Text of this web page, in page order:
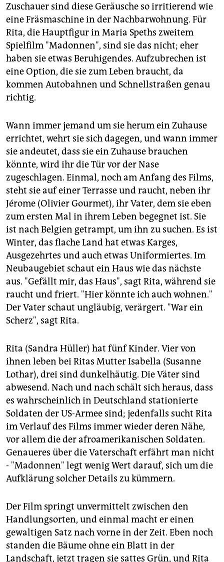
Zuschauer sind diese Geräusche so irritierend wie
eine Fräsmaschine in der Nachbarwohnung. Für
Rita, die Hauptfigur in Maria Speths zweitem
Spielfilm "Madonnen", sind sie das nicht; eher
haben sie etwas Beruhigendes. Aufzubrechen ist
eine Option, die sie zum Leben braucht, da
kommen Autobahnen und Schnellstraßen genau
richtig.
Wann immer jemand um sie herum ein Zuhause
errichtet, wehrt sie sich dagegen, und wann immer
sie andeutet, dass sie ein Zuhause brauchen
könnte, wird ihr die Tür vor der Nase
zugeschlagen. Einmal, noch am Anfang des Films,
steht sie auf einer Terrasse und raucht, neben ihr
Jérome (Olivier Gourmet), ihr Vater, dem sie eben
zum ersten Mal in ihrem Leben begegnet ist. Sie
ist nach Belgien getrampt, um ihn zu suchen. Es ist
Winter, das flache Land hat etwas Karges,
Ausgezehrtes und auch etwas Uniformiertes. Im
Neubaugebiet schaut ein Haus wie das nächste
aus. "Gefällt mir, das Haus", sagt Rita, während sie
raucht und friert. "Hier könnte ich auch wohnen."
Der Vater schaut ungläubig, verärgert. "War ein
Scherz", sagt Rita.
Rita (Sandra Hüller) hat fünf Kinder. Vier von
ihnen leben bei Ritas Mutter Isabella (Susanne
Lothar), drei sind dunkelhäutig. Die Väter sind
abwesend. Nach und nach schält sich heraus, dass
es wahrscheinlich in Deutschland stationierte
Soldaten der US-Armee sind; jedenfalls sucht Rita
im Verlauf des Films immer wieder deren Nähe,
vor allem die der afroamerikanischen Soldaten.
Genaueres über die Vaterschaft erfährt man nicht
- "Madonnen" legt wenig Wert darauf, sich um die
Aufklärung solcher Details zu kümmern.
Der Film springt unvermittelt zwischen den
Handlungsorten, und einmal macht er einen
gewaltigen Satz nach vorne in der Zeit. Eben noch
standen die Bäume ohne ein Blatt in der
Landschaft, jetzt tragen sie sattes Grün, und Rita